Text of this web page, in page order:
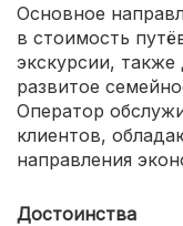
Основное
в стоимость
экскурсии,
развитое
Оператор
клиентов,
направления
Достоинства